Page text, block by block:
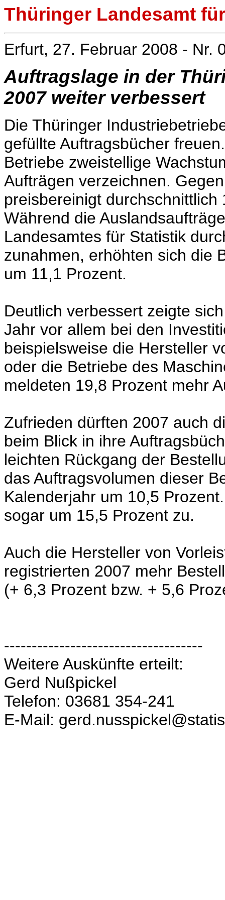
Thüringer Landesamt
Erfurt, 27. Februar 2008 - Nr.
Auftragslage in der
2007 weiter verbessert
Die Thüringer
gefüllte Auftragsbücher
Betriebe zweistellige
Aufträgen verzeichnen.
preisbereinigt
Während die
Landesamtes für Statistik
zunahmen, erhöhten sich die
um 11,1 Prozent.
Deutlich verbessert zeigte
Jahr vor allem bei den
beispielsweise die Hersteller
oder die Betriebe des
meldeten 19,8 Prozent mehr
Zufrieden dürften 2007 auch
beim Blick in ihre
leichten Rückgang der
das Auftragsvolumen dieser
Kalenderjahr um 10,5
sogar um 15,5 Prozent zu.
Auch die Hersteller von
registrierten 2007 mehr
(+ 6,3 Prozent bzw. + 5,6
------------------------------------
Weitere Auskünfte erteilt:
Gerd Nußpickel
Telefon: 03681 354-241
E-Mail: